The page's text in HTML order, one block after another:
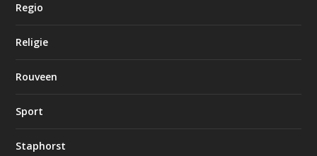
Regio
Religie
Rouveen
Sport
Staphorst